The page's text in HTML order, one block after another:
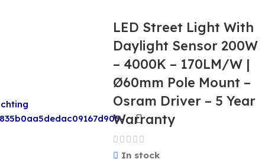
LED Street Light With
Daylight Sensor 200W
– 4000K – 170LM/W |
Ø60mm Pole Mount –
Osram Driver – 5 Year
Warranty
In stock